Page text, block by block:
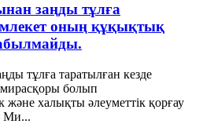
заңды тұлға
оның құқықтық
тұлға таратылған кезде
болып
халықты әлеуметтік қорғау
Ми...